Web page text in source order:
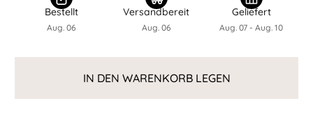
i
Bestellt
Aug. 06
Versandbereit
Aug. 06
Geliefert
Aug. 07 - Aug. 10
IN DEN WARENKORB LEGEN